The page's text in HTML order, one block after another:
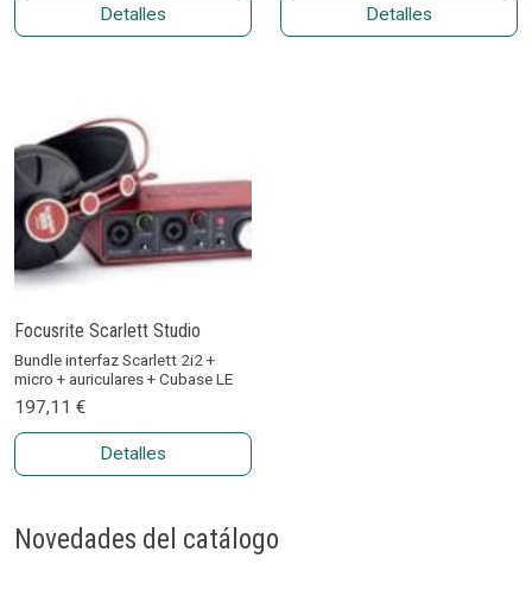
Detalles Detalles
Focusrite Scarlett Studio
Bundle interfaz Scarlett 2i2 +
micro + auriculares + Cubase LE
197,11 €
Detalles
Novedades del catálogo